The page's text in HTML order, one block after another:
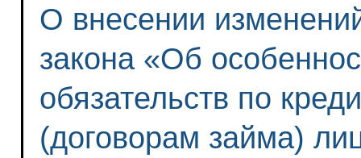
О внесении
закона «Об
обязательств по
(договорам займа)